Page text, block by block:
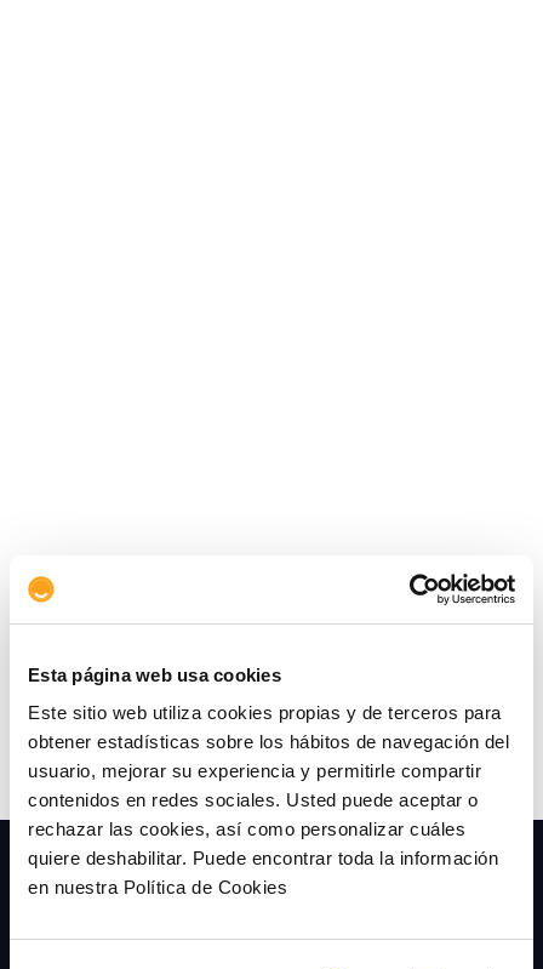
Esta página web usa cookies
Este sitio web utiliza cookies propias y de terceros para
obtener estadísticas sobre los hábitos de navegación del
usuario, mejorar su experiencia y permitirle compartir
contenidos en redes sociales. Usted puede aceptar o
rechazar las cookies, así como personalizar cuáles
quiere deshabilitar. Puede encontrar toda la información
en nuestra Política de Cookies
oficinas centrales en Madrid.